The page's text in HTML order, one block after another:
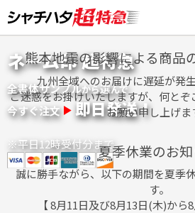
to
content
ネーム印 超特急
全書体サンプルから選んで
今すぐ注文 即日発送！
※平日12時受付分まで
熊本地震の影響による商品
九州全域へのお届けに遅延が発
ご迷惑をお掛けいたしますが、何とぞ
お願い申し上げま
夏季休業のお
誠に勝手ながら、以下の期間を夏季
す。
【 8月11日及び8月13日(木)から